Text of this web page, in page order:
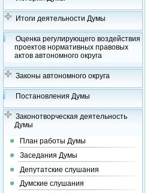
Итоги деятельности Думы
Оценка регулирующего воздействия
проектов нормативных правовых
актов автономного округа
Законы автономного округа
Постановления Думы
Законотворческая деятельность
Думы
План работы Думы
Заседания Думы
Депутатские слушания
Думские слушания